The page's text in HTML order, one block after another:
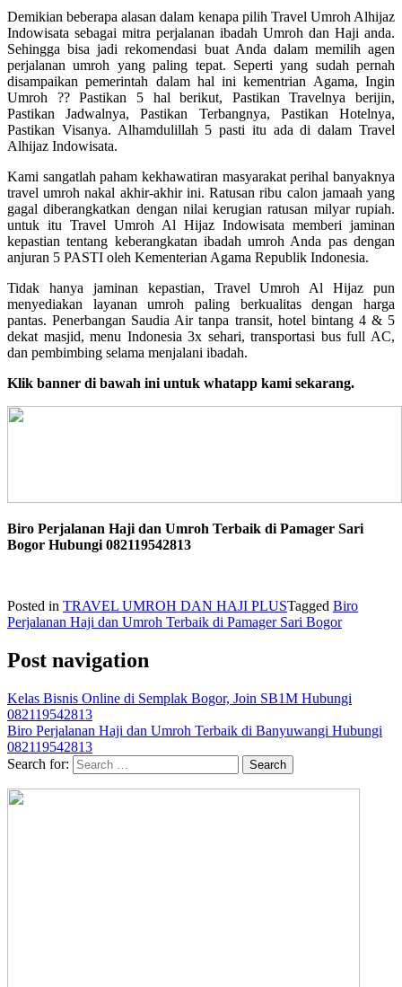
Demikian beberapa alasan dalam kenapa pilih Travel Umroh Alhijaz
Indowisata sebagai mitra perjalanan ibadah Umroh dan Haji anda.
Sehingga bisa jadi rekomendasi buat Anda dalam memilih agen
perjalanan umroh yang paling tepat. Seperti yang sudah pernah
disampaikan pemerintah dalam hal ini kementrian Agama, Ingin
Umroh ?? Pastikan 5 hal berikut, Pastikan Travelnya berijin,
Pastikan Jadwalnya, Pastikan Terbangnya, Pastikan Hotelnya,
Pastikan Visanya. Alhamdulillah 5 pasti itu ada di dalam Travel
Alhijaz Indowisata.
Kami sangatlah paham kekhawatiran masyarakat perihal banyaknya
travel umroh nakal akhir-akhir ini. Ratusan ribu calon jamaah yang
gagal diberangkatkan dengan nilai kerugian ratusan milyar rupiah.
untuk itu Travel Umroh Al Hijaz Indowisata memberi jaminan
kepastian tentang keberangkatan ibadah umroh Anda pas dengan
anjuran 5 PASTI oleh Kementerian Agama Republik Indonesia.
Tidak hanya jaminan kepastian, Travel Umroh Al Hijaz pun
menyediakan layanan umroh paling berkualitas dengan harga
pantas. Penerbangan Saudia Air tanpa transit, hotel bintang 4 & 5
dekat masjid, menu Indonesia 3x sehari, transportasi bus full AC,
dan pembimbing selama menjalani ibadah.
Klik banner di bawah ini untuk whatapp kami sekarang.
Biro Perjalanan Haji dan Umroh Terbaik di Pamager Sari
Bogor Hubungi 082119542813
Posted in TRAVEL UMROH DAN HAJI PLUSTagged Biro
Perjalanan Haji dan Umroh Terbaik di Pamager Sari Bogor
Post navigation
Kelas Bisnis Online di Semplak Bogor, Join SB1M Hubungi
082119542813
Biro Perjalanan Haji dan Umroh Terbaik di Banyuwangi Hubungi
082119542813
Search for: